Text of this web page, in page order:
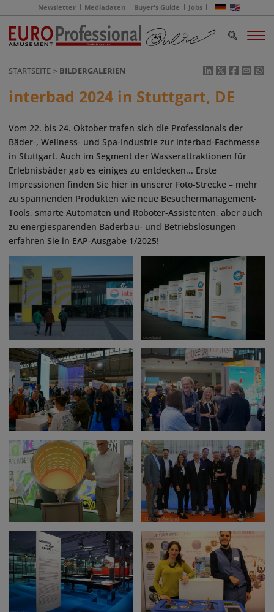
Newsletter Mediadaten Buyer's Guide Jobs
STARTSEITE BILDERGALERIEN
interbad 2024 in Stuttgart, DE
Vom 22. bis 24. Oktober trafen sich die Professionals der
Bäder-, Wellness- und Spa-Industrie zur interbad-Fachmesse
in Stuttgart. Auch im Segment der Wasserattraktionen für
Erlebnisbäder gab es einiges zu entdecken... Erste
Impressionen finden Sie hier in unserer Foto-Strecke – mehr
zu spannenden Produkten wie neue Besuchermanagement-
Tools, smarte Automaten und Roboter-Assistenten, aber auch
zu energiesparenden Bäderbau- und Betriebslösungen
erfahren Sie in EAP-Ausgabe 1/2025!